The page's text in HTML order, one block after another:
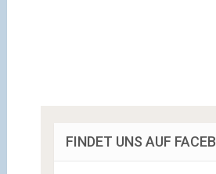
FINDET UNS AUF